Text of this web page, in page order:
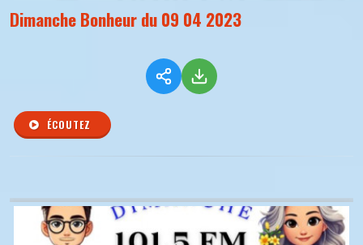
Dimanche Bonheur du 09 04 2023
ÉCOUTEZ